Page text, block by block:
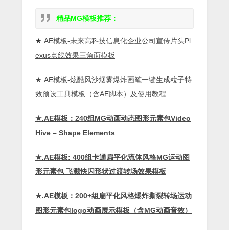
精品MG模板推荐：
★. AE模板-未来高科技信息化企业公司宣传片头Pl
exus点线效果三角面模板
★.AE模板-炫酷风沙烟雾爆炸画笔一键生成粒子特
效预设工具模板（含AE脚本）及使用教程
★.AE模板：240组MG动画动态图形元素包Video
Hive – Shape Elements
★.AE模板: 400组卡通扁平化流体风格MG运动图
形元素包 飞溅快闪形状过渡转场效果模板
★.AE模板：200+组扁平化风格爆炸撕裂转场运动
图形元素包logo动画展示模板（含MG动画音效）